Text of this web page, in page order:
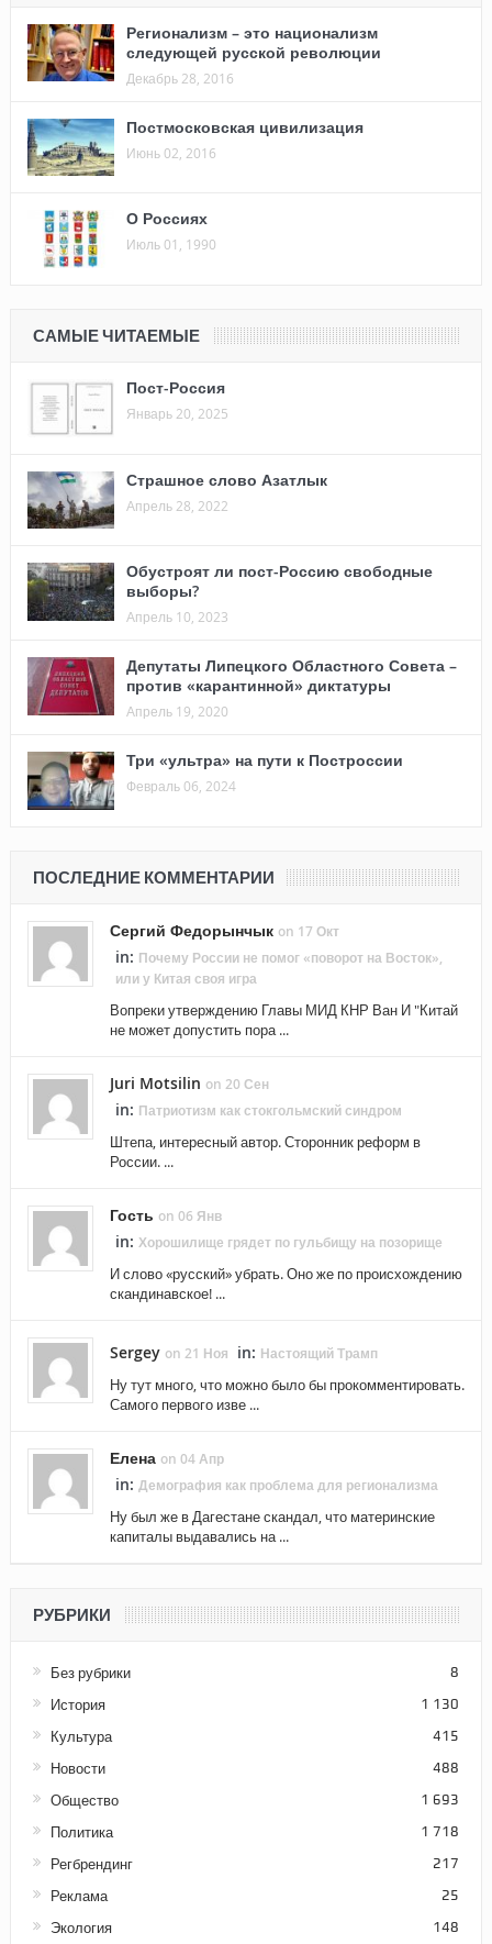
Регионализм – это национализм
следующей русской революции
Декабрь 28, 2016
Постмосковская цивилизация
Июнь 02, 2016
О Россиях
Июль 01, 1990
САМЫЕ ЧИТАЕМЫЕ
Пост-Россия
Январь 20, 2025
Страшное слово Азатлык
Апрель 28, 2022
Обустроят ли пост-Россию свободные
выборы?
Апрель 10, 2023
Депутаты Липецкого Областного Совета –
против «карантинной» диктатуры
Апрель 19, 2020
Три «ультра» на пути к Построссии
Февраль 06, 2024
ПОСЛЕДНИЕ КОММЕНТАРИИ
Сергий Федорынчык on 17 Окт
in: Почему России не помог «поворот на Восток»,
или у Китая своя игра
Вопреки утверждению Главы МИД КНР Ван И "Китай
не может допустить пора ...
Juri Motsilin on 20 Сен
in: Патриотизм как стокгольмский синдром
Штепа, интересный автор. Сторонник реформ в
России. ...
Гость on 06 Янв
in: Хорошилище грядет по гульбищу на позорище
И слово «русский» убрать. Оно же по происхождению
скандинавское! ...
Sergey on 21 Ноя in: Настоящий Трамп
Ну тут много, что можно было бы прокомментировать.
Самого первого изве ...
Елена on 04 Апр
in: Демография как проблема для регионализма
Ну был же в Дагестане скандал, что материнские
капиталы выдавались на ...
РУБРИКИ
Без рубрики 8
История 1 130
Культура 415
Новости 488
Общество 1 693
Политика 1 718
Регбрендинг 217
Реклама 25
Экология 148